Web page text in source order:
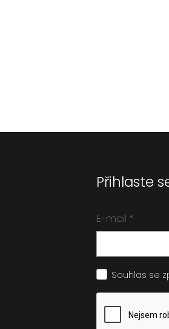
Přihlaste
E-mail *
Souhlas se